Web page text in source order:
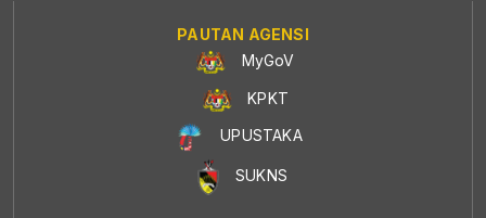
PAUTAN AGENSI
MyGoV
KPKT
UPUSTAKA
SUKNS